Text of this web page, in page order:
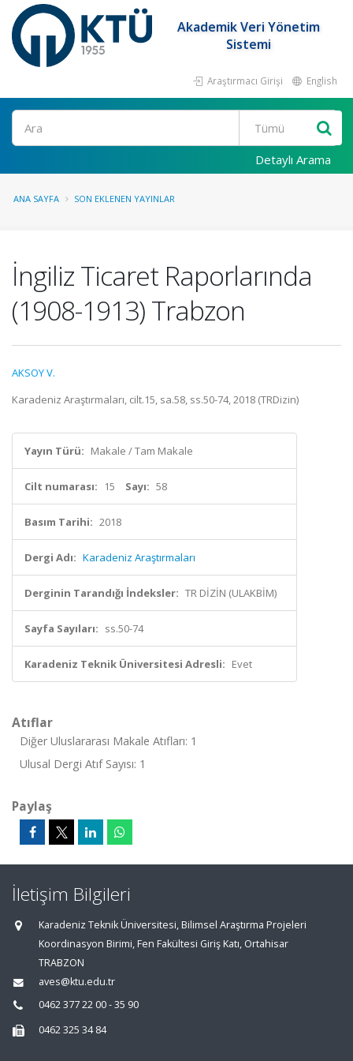
Akademik Veri Yönetim
Sistemi
Araştırmacı Girişi English
Ara
Detaylı Arama
ANA SAYFA SON EKLENEN YAYINLAR
İngiliz Ticaret Raporlarında
(1908-1913) Trabzon
AKSOY V.
Karadeniz Araştırmaları, cilt.15, sa.58, ss.50-74, 2018 (TRDizin)
Yayın Türü: Makale / Tam Makale
Cilt numarası: 15 Sayı: 58
Basım Tarihi: 2018
Dergi Adı: Karadeniz Araştırmaları
Derginin Tarandığı İndeksler: TR DİZİN (ULAKBİM)
Sayfa Sayıları: ss.50-74
Karadeniz Teknik Üniversitesi Adresli: Evet
Atıflar
Diğer Uluslararası Makale Atıfları: 1
Ulusal Dergi Atıf Sayısı: 1
Paylaş
İletişim Bilgileri
Karadeniz Teknik Üniversitesi, Bilimsel Araştırma Projeleri
Koordinasyon Birimi, Fen Fakültesi Giriş Katı, Ortahisar
TRABZON
aves@ktu.edu.tr
0462 377 22 00 - 35 90
0462 325 34 84